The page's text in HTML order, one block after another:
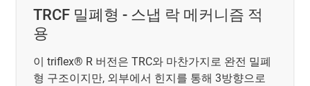
TRCF 밀폐형 - 스냅 락 메커니즘 적
용
이 triflex® R 버전은 TRC와 마찬가지로 완전 밀폐
형 구조이지만, 외부에서 힌지를 통해 3방향으로